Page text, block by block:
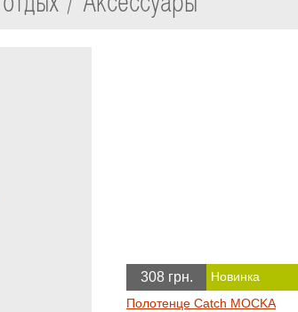
308 грн. Новинка
Полотенце Catch MOCKA